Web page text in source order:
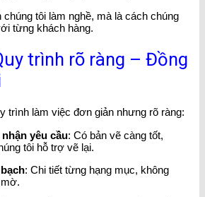
tôi làm nghề, mà là cách chúng
từng khách hàng.
trình rõ ràng – Đồng
trình làm việc đơn giản nhưng rõ ràng:
yêu cầu: Có bản vẽ càng tốt,
tôi hỗ trợ vẽ lại.
: Chi tiết từng hạng mục, không